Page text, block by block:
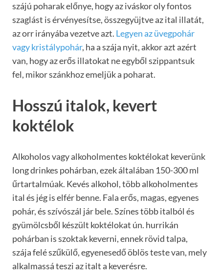
szájú poharak előnye, hogy az iváskor oly fontos
szaglást is érvényesítse, összegyüjtve az ital illatát,
az orr irányába vezetve azt. Legyen az üvegpohár
vagy kristálypohár, ha a szája nyit, akkor azt azért
van, hogy az erős illatokat ne egyből szippantsuk
fel, mikor szánkhoz emeljük a poharat.
Hosszú italok, kevert
koktélok
Alkoholos vagy alkoholmentes koktélokat keverünk
long drinkes pohárban, ezek általában 150-300 ml
űrtartalmúak. Kevés alkohol, több alkoholmentes
ital és jég is elfér benne. Fala erős, magas, egyenes
pohár, és szívószál jár bele. Színes több italból és
gyümölcsből készült koktélokat ún. hurrikán
pohárban is szoktak keverni, ennek rövid talpa,
szája felé szűkülő, egyenesedő öblös teste van, mely
alkalmassá teszi az italt a keverésre.